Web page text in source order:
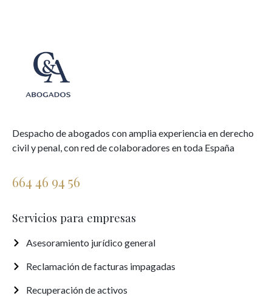
Despacho de abogados con amplia experiencia en derecho
civil y penal, con red de colaboradores en toda España
664 46 94 56
Servicios para empresas
Asesoramiento jurídico general
Reclamación de facturas impagadas
Recuperación de activos